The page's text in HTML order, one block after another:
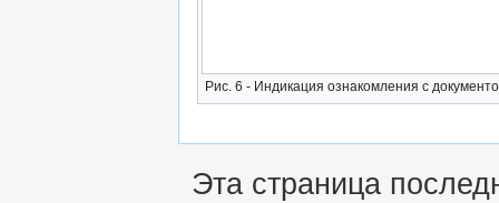
Рис. 6 - Индикация ознакомления с
Эта страница